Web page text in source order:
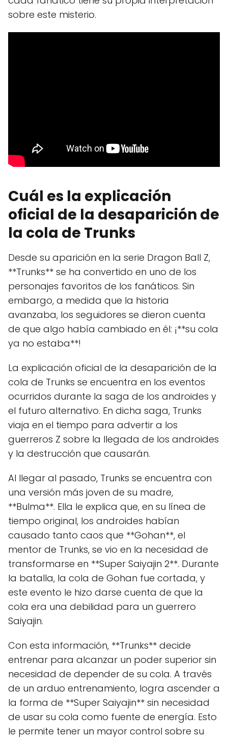
sobre este misterio.
Cuál es la explicación
oficial de la desaparición de
la cola de Trunks
Desde su aparición en la serie Dragon Ball Z,
**Trunks** se ha convertido en uno de los
personajes favoritos de los fanáticos. Sin
embargo, a medida que la historia
avanzaba, los seguidores se dieron cuenta
de que algo había cambiado en él: ¡**su cola
ya no estaba**!
La explicación oficial de la desaparición de la
cola de Trunks se encuentra en los eventos
ocurridos durante la saga de los androides y
el futuro alternativo. En dicha saga, Trunks
viaja en el tiempo para advertir a los
guerreros Z sobre la llegada de los androides
y la destrucción que causarán.
Al llegar al pasado, Trunks se encuentra con
una versión más joven de su madre,
**Bulma**. Ella le explica que, en su línea de
tiempo original, los androides habían
causado tanto caos que **Gohan**, el
mentor de Trunks, se vio en la necesidad de
transformarse en **Super Saiyajin 2**. Durante
la batalla, la cola de Gohan fue cortada, y
este evento le hizo darse cuenta de que la
cola era una debilidad para un guerrero
Saiyajin.
Con esta información, **Trunks** decide
entrenar para alcanzar un poder superior sin
necesidad de depender de su cola. A través
de un arduo entrenamiento, logra ascender a
la forma de **Super Saiyajin** sin necesidad
de usar su cola como fuente de energía. Esto
le permite tener un mayor control sobre su